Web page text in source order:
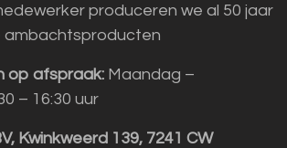
produceren we al 50 jaar
ambachtsproducten
op afspraak: Maandag –
– 16:30 uur
Kwinkweerd 139, 7241 CW